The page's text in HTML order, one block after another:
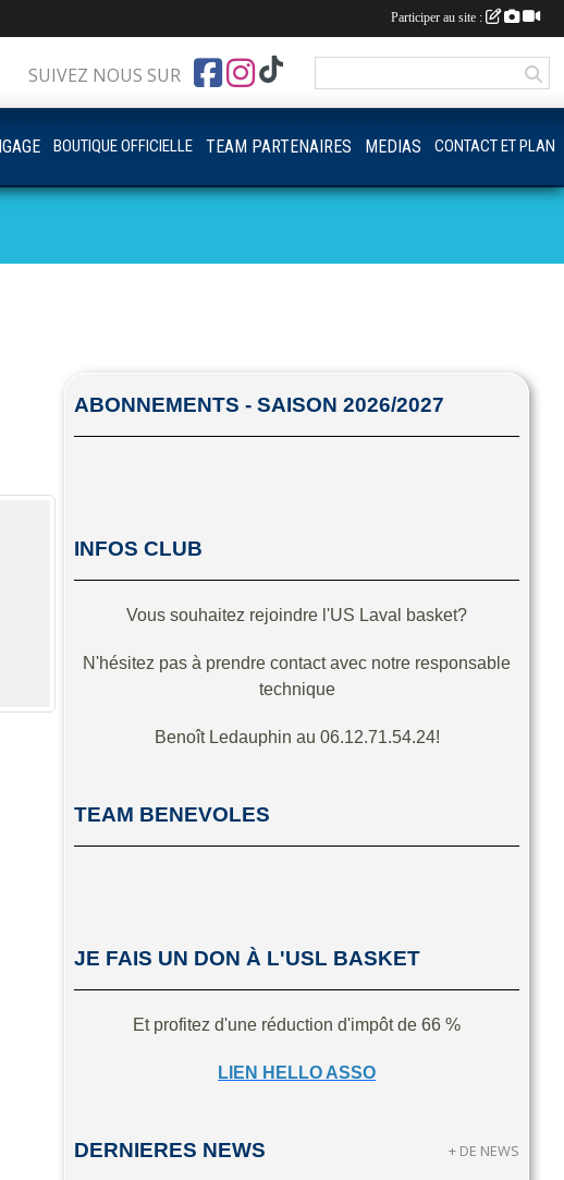
ABONNEMENTS - SAISON 2026/2027
INFOS CLUB
Vous souhaitez rejoindre l'US Laval basket?
N'hésitez pas à prendre contact avec notre responsable
technique
Benoît Ledauphin au 06.12.71.54.24!
TEAM BENEVOLES
JE FAIS UN DON À L'USL BASKET
Et profitez d'une réduction d'impôt de 66 %
LIEN HELLO ASSO
DERNIERES NEWS + DE NEWS
SUIVEZ NOUS SUR
BOUTIQUE OFFICIELLE TEAM PARTENAIRES MEDIAS CONTACT ET PLAN
Participer au site :